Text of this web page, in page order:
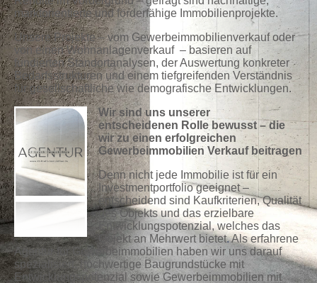
marktorientierte und förderfähige Immobilienprojekte.
Unsere Projekte – vom Gewerbeimmobilienverkauf oder
von einen Wohnanlagenverkauf – basieren auf
fundierten Standortanalysen, der Auswertung konkreter
Bedarfsstrukturen und einem tiefgreifenden Verständnis
für gesellschaftliche wie demografische Entwicklungen.
Wir sind uns unserer
entscheidenen Rolle bewusst – die
wir zu einen erfolgreichen
Gewerbeimmobilien Verkauf beitragen
Denn nicht jede Immobilie ist für ein
Investmentportfolio geeignet –
entscheidend sind Kaufkriterien, Qualität
des Objekts und das erzielbare
Entwicklungspotenzial, welches das
Objekt an Mehrwert bietet.Als erfahrene
Agentur für Gewerbeimmobilien haben wir uns darauf
spezialisiert, hochwertige Baugrundstücke mit
Entwicklungspotenzial sowie Gewerbeimmobilien mit